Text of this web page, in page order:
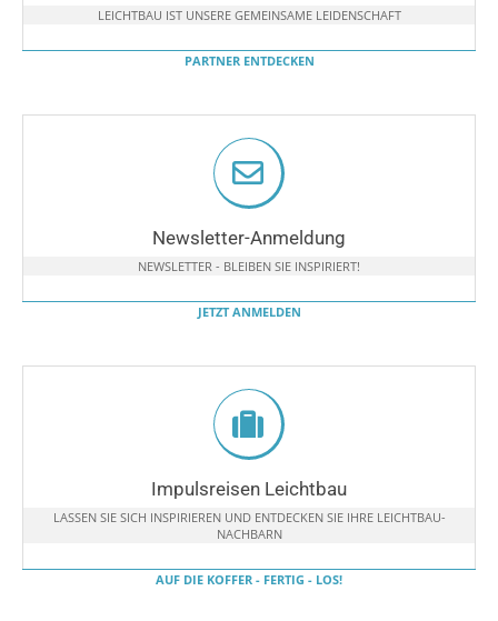
LEICHTBAU IST UNSERE GEMEINSAME LEIDENSCHAFT
PARTNER ENTDECKEN
Newsletter-Anmeldung
NEWSLETTER - BLEIBEN SIE INSPIRIERT!
JETZT ANMELDEN
Impulsreisen Leichtbau
LASSEN SIE SICH INSPIRIEREN UND ENTDECKEN SIE IHRE LEICHTBAU-
NACHBARN
AUF DIE KOFFER - FERTIG - LOS!